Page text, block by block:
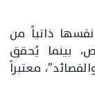
ذاتياً من
بينما يُحقق
معتبراً